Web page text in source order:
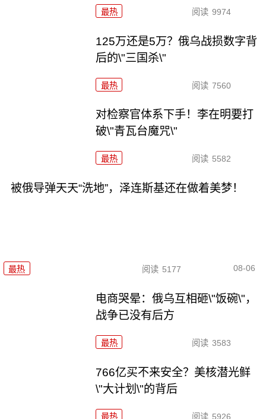
最热 阅读 9974
125万还是5万？俄乌战损数字背
后的\"三国杀\"
最热 阅读 7560
对检察官体系下手！李在明要打
破\"青瓦台魔咒\"
最热 阅读 5582
被俄导弹天天“洗地”，泽连斯基还在做着美梦！
最热 阅读 5177 08-06
电商哭晕：俄乌互相砸\"饭碗\"，
战争已没有后方
最热 阅读 3583
766亿买不来安全？美核潜光鲜
\"大计划\"的背后
最热 阅读 5926